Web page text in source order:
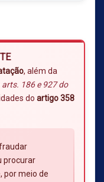
, além da
arts. 186 e 927 do
do artigo 358
procurar
por meio de